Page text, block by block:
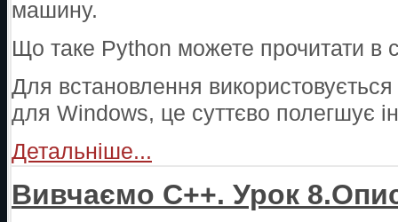
машину.
Що таке Python можете прочитати в
Для встановлення
для Windows, це суттєво полегшує
Детальніше...
Вивчаємо С++. Урок